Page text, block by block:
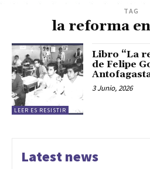
TAG
la reforma
LEER ES RESISTIR
Libro “La
de Felipe
3 Junio, 2026
Latest news